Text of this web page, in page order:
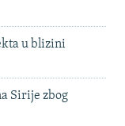
u blizini
Sirije zbog